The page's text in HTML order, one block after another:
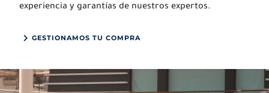
experiencia y garantías de nuestros expertos.
GESTIONAMOS TU COMPRA